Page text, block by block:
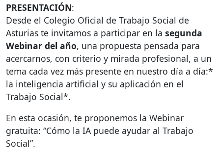
PRESENTACIÓN:
Desde el Colegio Oficial de Trabajo Social de
Asturias te invitamos a participar en la segunda
Webinar del año, una propuesta pensada para
acercarnos, con criterio y mirada profesional, a un
tema cada vez más presente en nuestro día a día:*
la inteligencia artificial y su aplicación en el
Trabajo Social*.
En esta ocasión, te proponemos la Webinar
gratuita: “Cómo la IA puede ayudar al Trabajo
Social”.